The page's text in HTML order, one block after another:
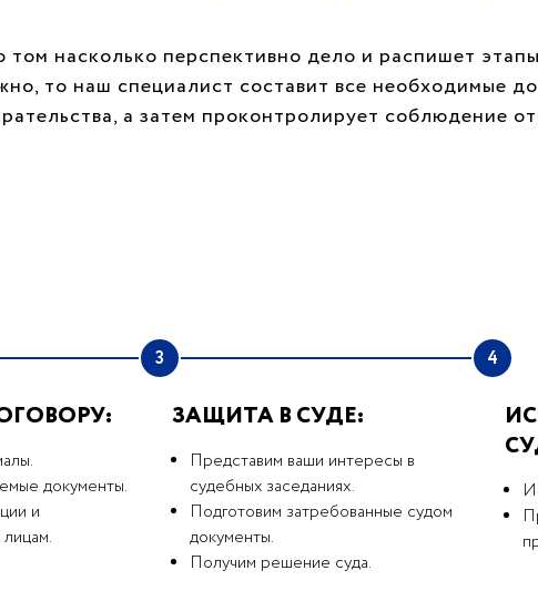
насколько перспективно дело и распишет
то наш специалист составит все необходимые
а затем проконтролирует соблюдение
документы.
и
3
ЗАЩИТА В СУДЕ:
Представим ваши интересы в
судебных заседаниях.
Подготовим затребованные судом
документы.
Получим решение суда.
4